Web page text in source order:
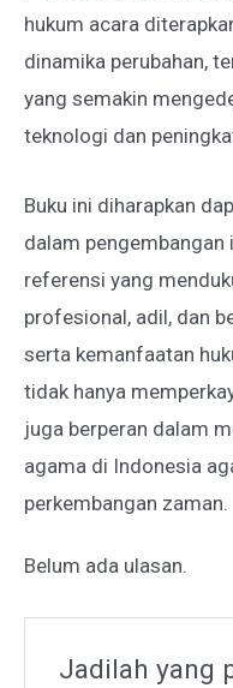
hukum acara
dinamika perubahan,
yang semakin
teknologi dan
Buku ini diharapkan
dalam
referensi yang
profesional, adil, dan
serta kemanfaatan
tidak hanya
juga berperan dalam
agama di Indonesia
perkembangan zaman.
Belum ada ulasan.
Jadilah yang